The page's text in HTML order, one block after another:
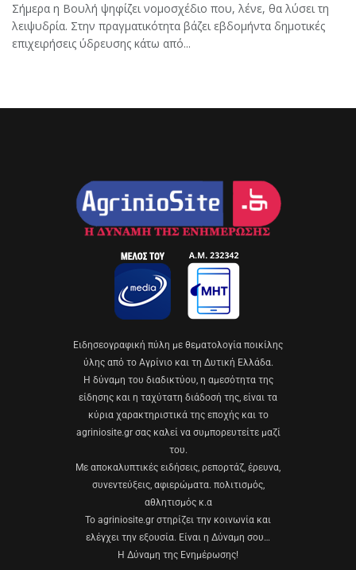
Σήμερα η Βουλή ψηφίζει νομοσχέδιο που, λένε, θα λύσει τη
λειψυδρία. Στην πραγματικότητα βάζει εβδομήντα δημοτικές
επιχειρήσεις ύδρευσης κάτω από...
Eιδησεογραφική πύλη με θεματολογία ποικίλης
ύλης από το Αγρίνιο και τη Δυτική Ελλάδα.
Η δύναμη του διαδικτύου, η αμεσότητα της
είδησης και η ταχύτατη διάδοσή της, είναι τα
κύρια χαρακτηριστικά της εποχής και το
agriniosite.gr σας καλεί να συμπορευτείτε μαζί
του.
Με αποκαλυπτικές ειδήσεις, ρεπορτάζ, έρευνα,
συνεντεύξεις, αφιερώματα. πολιτισμός,
αθλητισμός κ.α
Το agriniosite.gr στηρίζει την κοινωνία και
ελέγχει την εξουσία. Είναι η Δύναμη σου…
Η Δύναμη της Ενημέρωσης!